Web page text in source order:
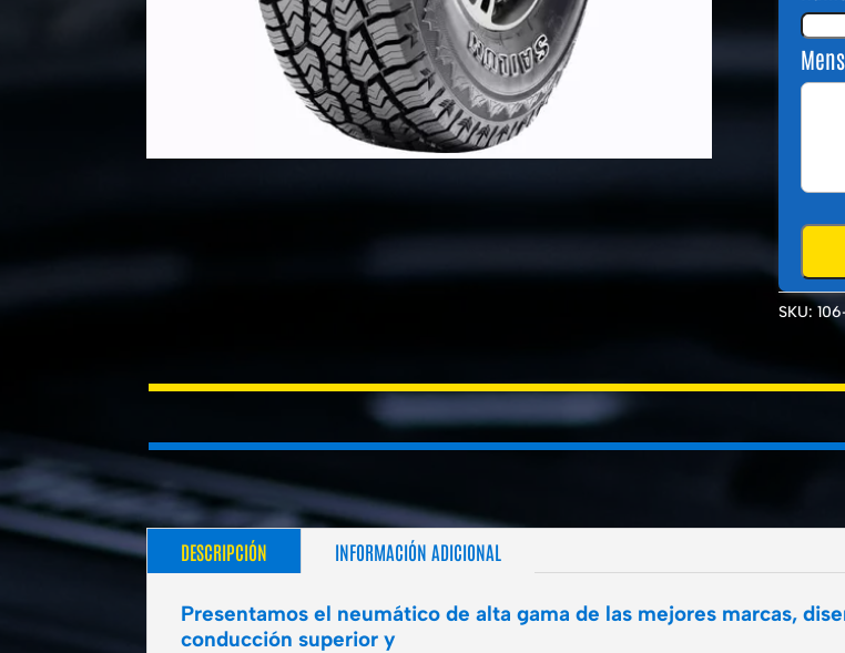
SKU:
DESCRIPCIÓN INFORMACIÓN ADICIONAL
Presentamos el neumático de alta gama de las mejores marcas,
conducción superior y